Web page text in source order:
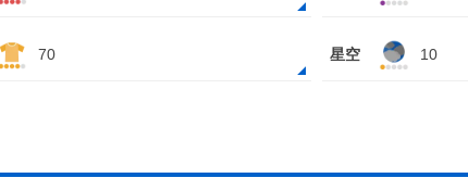
70 星空 10